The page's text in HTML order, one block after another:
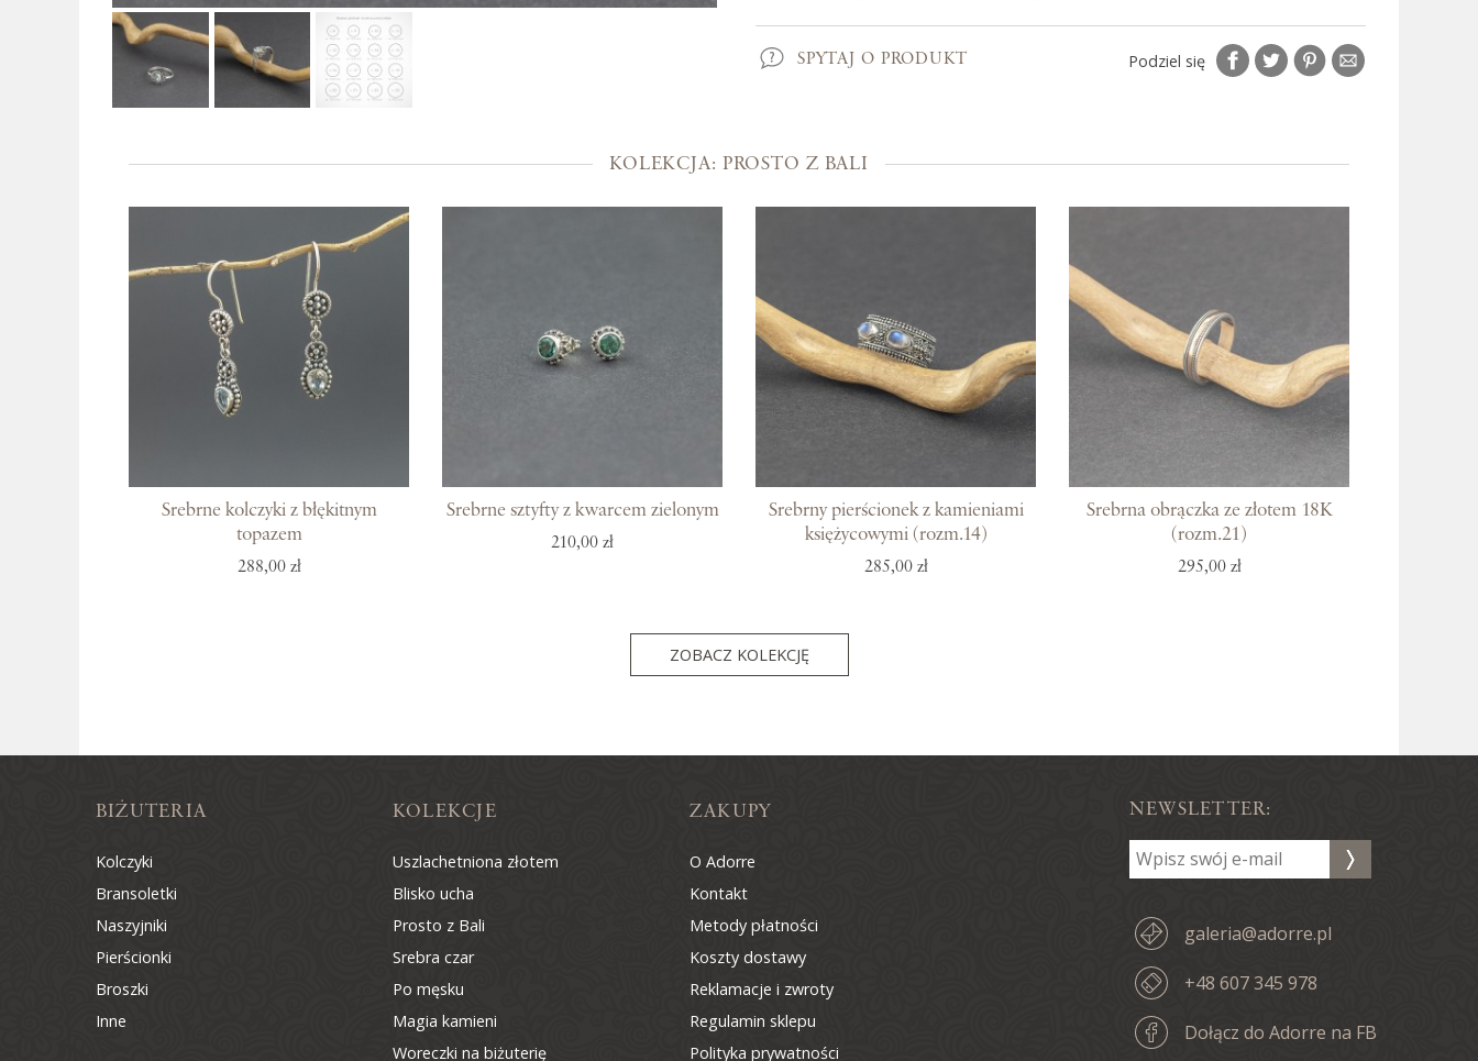
Kolekcje
Prosto z Bali
Magia kamieni
Po męsku
Woreczki na biżuterię
SPYTAJ O PRODUKT Podziel się
KOLEKCJA: PROSTO Z BALI
Srebrne kolczyki z błękitnym
topazem
288,00 zł
Srebrne sztyfty z kwarcem zielonym
210,00 zł
Srebrny pierścionek z kamieniami
księżycowymi (rozm.14)
285,00 zł
Srebrna obrączka ze złotem 18K
(rozm.21)
295,00 zł
ZOBACZ KOLEKCJĘ
NEWSLETTER:
galeria@adorre.pl
+48 607 345 978
Dołącz do Adorre na FB
BIŻUTERIA
Kolczyki
Bransoletki
Naszyjniki
Pierścionki
Broszki
Inne
KOLEKCJE
Uszlachetniona złotem
Blisko ucha
Prosto z Bali
Srebra czar
Po męsku
Magia kamieni
Woreczki na biżuterię
ZAKUPY
O Adorre
Kontakt
Metody płatności
Koszty dostawy
Reklamacje i zwroty
Regulamin sklepu
Polityka prywatności